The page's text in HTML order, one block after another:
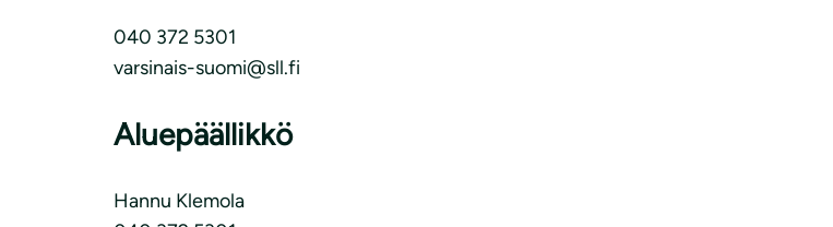
040 372 5301
varsinais-suomi@sll.fi
Aluepäällikkö
Hannu Klemola